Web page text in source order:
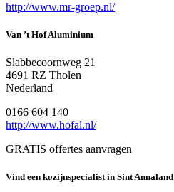
http://www.mr-groep.nl/
Van ’t Hof Aluminium
Slabbecoornweg 21
4691 RZ Tholen
Nederland
0166 604 140
http://www.hofal.nl/
GRATIS offertes aanvragen
Vind een kozijnspecialist in Sint Annaland